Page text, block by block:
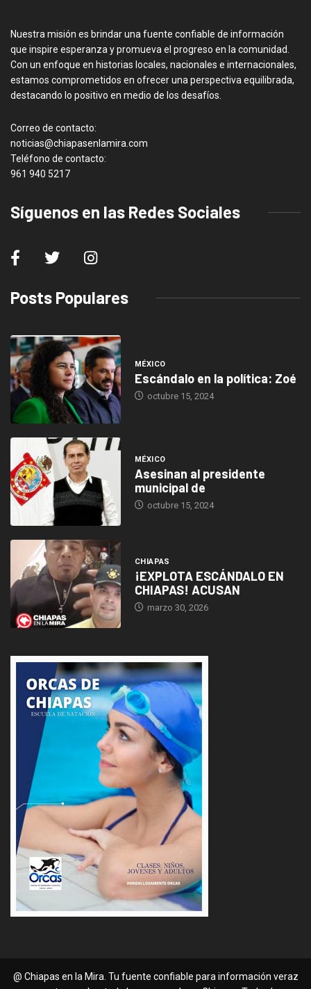
Nuestra misión es brindar una fuente confiable de información
que inspire esperanza y promueva el progreso en la comunidad.
Con un enfoque en historias locales, nacionales e internacionales,
estamos comprometidos en ofrecer una perspectiva equilibrada,
destacando lo positivo en medio de los desafíos.
Correo de contacto:
noticias@chiapasenlamira.com
Teléfono de contacto:
961 940 5217
Síguenos en las Redes Sociales
Posts Populares
MÉXICO
Escándalo en la política: Zoé
octubre 15, 2024
MÉXICO
Asesinan al presidente
municipal de
octubre 15, 2024
CHIAPAS
¡EXPLOTA ESCÁNDALO EN
CHIAPAS! ACUSAN
marzo 30, 2026
@ Chiapas en la Mira. Tu fuente confiable para información veraz